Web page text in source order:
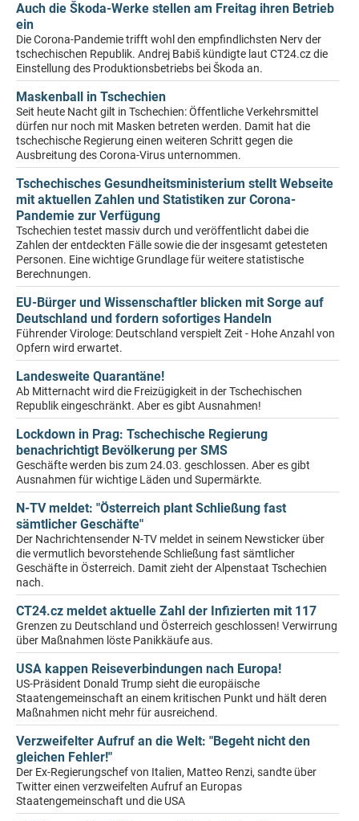
Auch die Škoda-Werke stellen am Freitag ihren Betrieb
ein
Die Corona-Pandemie trifft wohl den empfindlichsten Nerv der
tschechischen Republik. Andrej Babiš kündigte laut CT24.cz die
Einstellung des Produktionsbetriebs bei Škoda an.
Maskenball in Tschechien
Seit heute Nacht gilt in Tschechien: Öffentliche Verkehrsmittel
dürfen nur noch mit Masken betreten werden. Damit hat die
tschechische Regierung einen weiteren Schritt gegen die
Ausbreitung des Corona-Virus unternommen.
Tschechisches Gesundheitsministerium stellt Webseite
mit aktuellen Zahlen und Statistiken zur Corona-
Pandemie zur Verfügung
Tschechien testet massiv durch und veröffentlicht dabei die
Zahlen der entdeckten Fälle sowie die der insgesamt getesteten
Personen. Eine wichtige Grundlage für weitere statistische
Berechnungen.
EU-Bürger und Wissenschaftler blicken mit Sorge auf
Deutschland und fordern sofortiges Handeln
Führender Virologe: Deutschland verspielt Zeit - Hohe Anzahl von
Opfern wird erwartet.
Landesweite Quarantäne!
Ab Mitternacht wird die Freizügigkeit in der Tschechischen
Republik eingeschränkt. Aber es gibt Ausnahmen!
Lockdown in Prag: Tschechische Regierung
benachrichtigt Bevölkerung per SMS
Geschäfte werden bis zum 24.03. geschlossen. Aber es gibt
Ausnahmen für wichtige Läden und Supermärkte.
N-TV meldet: "Österreich plant Schließung fast
sämtlicher Geschäfte"
Der Nachrichtensender N-TV meldet in seinem Newsticker über
die vermutlich bevorstehende Schließung fast sämtlicher
Geschäfte in Österreich. Damit zieht der Alpenstaat Tschechien
nach.
CT24.cz meldet aktuelle Zahl der Infizierten mit 117
Grenzen zu Deutschland und Österreich geschlossen! Verwirrung
über Maßnahmen löste Panikkäufe aus.
USA kappen Reiseverbindungen nach Europa!
US-Präsident Donald Trump sieht die europäische
Staatengemeinschaft an einem kritischen Punkt und hält deren
Maßnahmen nicht mehr für ausreichend.
Verzweifelter Aufruf an die Welt: "Begeht nicht den
gleichen Fehler!"
Der Ex-Regierungschef von Italien, Matteo Renzi, sandte über
Twitter einen verzweifelten Aufruf an Europas
Staatengemeinschaft und die USA